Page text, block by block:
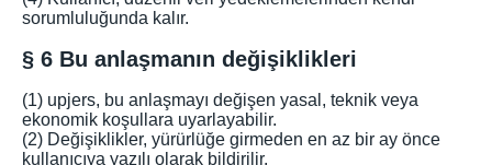
sorumluluğunda kalır.
§ 6 Bu anlaşmanın değişiklikleri
(1) upjers, bu anlaşmayı değişen yasal, teknik veya
ekonomik koşullara uyarlayabilir.
(2) Değişiklikler, yürürlüğe girmeden en az bir ay önce
kullanıcıya yazılı olarak bildirilir.